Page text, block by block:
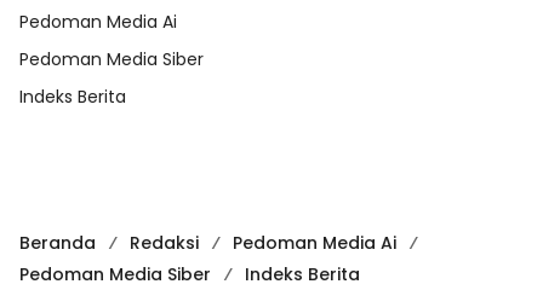
Pedoman Media Ai
Pedoman Media Siber
Indeks Berita
Beranda Redaksi
Pedoman Media Ai
Pedoman Media Siber
Indeks Berita